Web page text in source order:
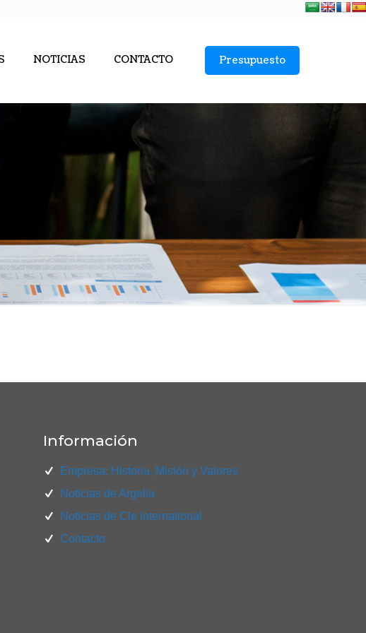
NOTICIAS CONTACTO Presupuesto
Información
Empresa: Historia, Misión y Valores
Noticias de Argelia
Noticias de Cle International
Contacto